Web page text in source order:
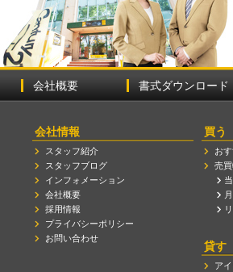
会社概要 書式ダウンロード
会社情報
スタッフ紹介
スタッフブログ
インフォメーション
会社概要
採用情報
プライバシーポリシー
お問い合わせ
買う
お
売
貸す
ア